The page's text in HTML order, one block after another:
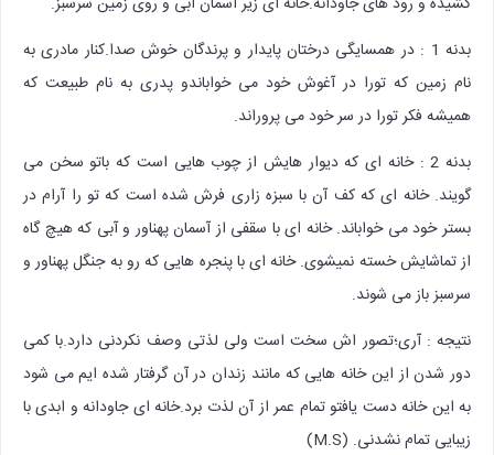
بدنه 1 : در همسایگی درختان پایدار و پرندگان خوش صدا.کنار مادری به
نام زمین که تورا در آغوش خود می خواباندو پدری به نام طبیعت که
همیشه فکر تورا در سر خود می پروراند.
بدنه 2 : خانه ای که دیوار هایش از چوب هایی است که باتو سخن می
گویند. خانه ای که کف آن با سبزه زاری فرش شده است که تو را آرام در
بستر خود می خواباند. خانه ای با سقفی از آسمان پهناور و آبی که هیچ گاه
از تماشایش خسته نمیشوی. خانه ای با پنجره هایی که رو به جنگل پهناور و
سرسبز باز می شوند.
نتیجه : آری؛تصور اش سخت است ولی لذتی وصف نکردنی دارد.با کمی
دور شدن از این خانه هایی که مانند زندان در آن گرفتار شده ایم می شود
به این خانه دست یافتو تمام عمر از آن لذت برد.خانه ای جاودانه و ابدی با
زیبایی تمام نشدنی. (M.S)